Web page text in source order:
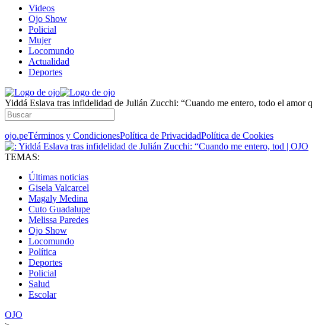
Videos
Ojo Show
Policial
Mujer
Locomundo
Actualidad
Deportes
Yiddá Eslava tras infidelidad de Julián Zucchi: “Cuando me entero, todo el amor
ojo.peTérminos y CondicionesPolítica de PrivacidadPolítica de Cookies
TEMAS:
Últimas noticias
Gisela Valcarcel
Magaly Medina
Cuto Guadalupe
Melissa Paredes
Ojo Show
Locomundo
Política
Deportes
Policial
Salud
Escolar
OJO